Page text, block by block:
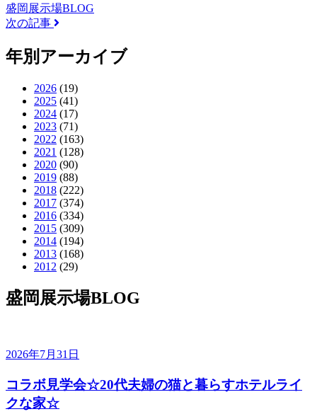
盛岡展示場BLOG
次の記事
年別アーカイブ
2026 (19)
2025 (41)
2024 (17)
2023 (71)
2022 (163)
2021 (128)
2020 (90)
2019 (88)
2018 (222)
2017 (374)
2016 (334)
2015 (309)
2014 (194)
2013 (168)
2012 (29)
盛岡展示場BLOG
2026年7月31日
コラボ見学会☆20代夫婦の猫と暮らすホテルライ
クな家☆